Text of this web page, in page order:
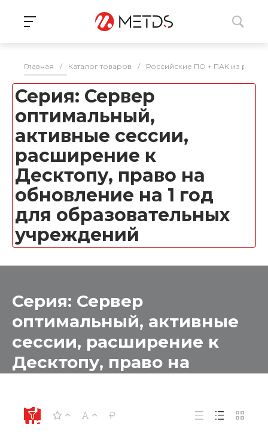
Главная / Каталог товаров / Российские ПО + ПАК из
Серия: Сервер
оптимальный,
активные сессии,
расширение к
Десктопу, право на
обновление на 1 год
для образовательных
учреждений
Серия: Сервер
оптимальный, активные
сессии, расширение к
Десктопу, право на
образовательных
учреждений